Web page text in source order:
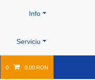
Info
Serviciu
0 0,00 RON